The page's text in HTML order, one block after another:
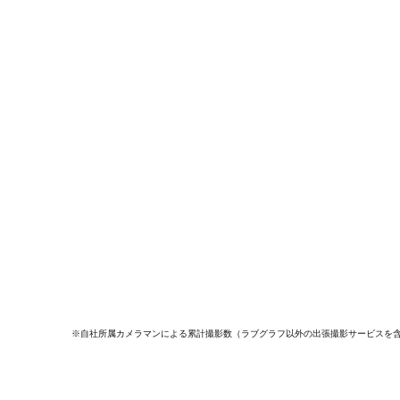
※自社所属カメラマンによる累計撮影数（ラブグラフ以外の出張撮影サービスを